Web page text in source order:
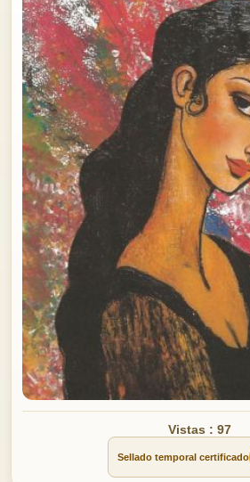
Vistas : 97
Sellado temporal certificado